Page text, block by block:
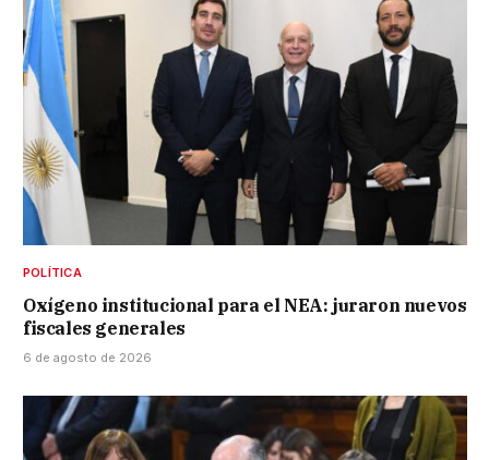
POLÍTICA
Oxígeno institucional para el NEA: juraron nuevos
fiscales generales
6 de agosto de 2026